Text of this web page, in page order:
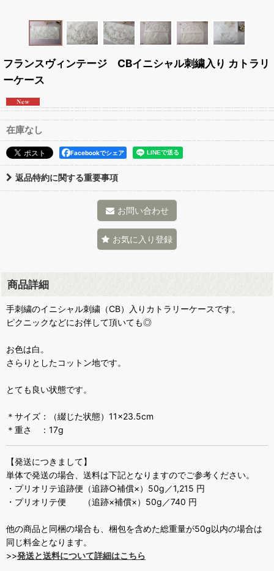
フランスヴィンテージ CBイニシャル刺繍入り カトラリ
ーケース
在庫なし
Facebookでシェア
返品特約に関する重要事項
お問い合わせ
お気に入り登録
商品詳細
手刺繍のイニシャル刺繍（CB）入りカトラリーケースです。
ピクニックなどにお伴して頂いても◎
お色は白。
さらりとしたコットン地です。
とても良い状態です。
＊サイズ：（綴じた状態）11×23.5cm
＊重さ ：17g
【発送につきまして】
単体で発送の場合、送料は下記となりますのでご参考ください。
・プリオリテ追跡便（追跡○補償×）50g／1,215 円
・プリオリテ便 （追跡×補償×）50g／740 円
他の商品と同梱の場合も、梱包を含めた総重量が50g以内の場合は
同じ料金となります。
>>発送と送料について詳細はこちら